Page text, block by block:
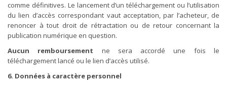
comme définitives. Le lancement d’un téléchargement ou l’utilisation
du lien d’accès correspondant vaut acceptation, par l’acheteur, de
renoncer à tout droit de rétractation ou de retour concernant la
publication numérique en question.
Aucun remboursement ne sera accordé une fois le
téléchargement lancé ou le lien d’accès utilisé.
6. Données à caractère personnel